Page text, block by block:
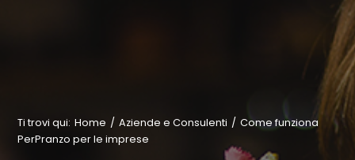
Ti trovi qui: Home / Aziende e Consulenti / Come funziona
PerPranzo per le imprese